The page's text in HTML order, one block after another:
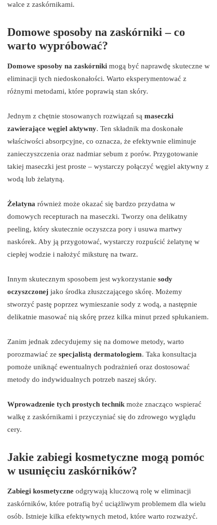
walce z zaskórnikami.
Domowe sposoby na zaskórniki – co
warto wypróbować?
Domowe sposoby na zaskórniki mogą być naprawdę skuteczne w
eliminacji tych niedoskonałości. Warto eksperymentować z
różnymi metodami, które poprawią stan skóry.
Jednym z chętnie stosowanych rozwiązań są maseczki
zawierające węgiel aktywny. Ten składnik ma doskonałe
właściwości absorpcyjne, co oznacza, że efektywnie eliminuje
zanieczyszczenia oraz nadmiar sebum z porów. Przygotowanie
takiej maseczki jest proste – wystarczy połączyć węgiel aktywny z
wodą lub żelatyną.
Żelatyna również może okazać się bardzo przydatna w
domowych recepturach na maseczki. Tworzy ona delikatny
peeling, który skutecznie oczyszcza pory i usuwa martwy
naskórek. Aby ją przygotować, wystarczy rozpuścić żelatynę w
ciepłej wodzie i nałożyć miksturę na twarz.
Innym skutecznym sposobem jest wykorzystanie sody
oczyszczonej jako środka złuszczającego skórę. Możemy
stworzyć pastę poprzez wymieszanie sody z wodą, a następnie
delikatnie masować nią skórę przez kilka minut przed spłukaniem.
Zanim jednak zdecydujemy się na domowe metody, warto
porozmawiać ze specjalistą dermatologiem. Taka konsultacja
pomoże uniknąć ewentualnych podrażnień oraz dostosować
metody do indywidualnych potrzeb naszej skóry.
Wprowadzenie tych prostych technik może znacząco wspierać
walkę z zaskórnikami i przyczyniać się do zdrowego wyglądu
cery.
Jakie zabiegi kosmetyczne mogą pomóc
w usunięciu zaskórników?
Zabiegi kosmetyczne odgrywają kluczową rolę w eliminacji
zaskórników, które potrafią być uciążliwym problemem dla wielu
osób. Istnieje kilka efektywnych metod, które warto rozważyć.